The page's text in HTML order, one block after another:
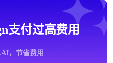
支付过高费用
，节省费用